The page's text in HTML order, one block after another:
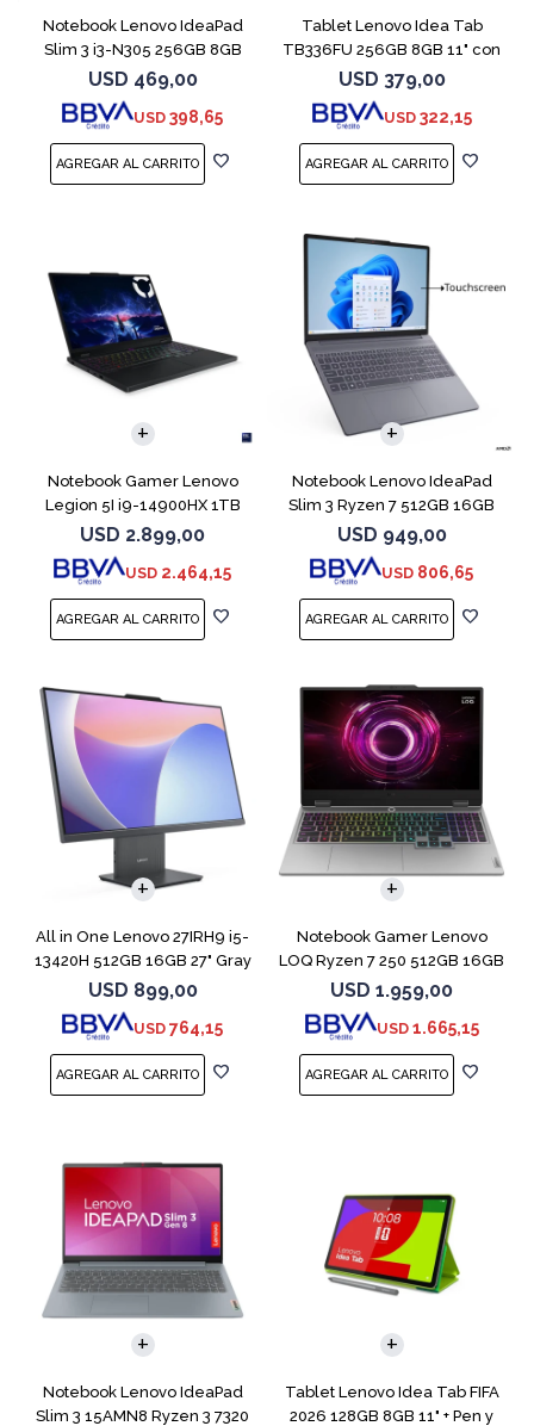
Notebook Lenovo IdeaPad
Slim 3 i3-N305 256GB 8GB
15.6" Blue
USD 469,00
USD 398,65
Tablet Lenovo Idea Tab
TB336FU 256GB 8GB 11" con
Pen + Funda
USD 379,00
USD 322,15
Notebook Gamer Lenovo
Legion 5I i9-14900HX 1TB
16GB RTX5070
USD 2.899,00
USD 2.464,15
COMPARAR
Notebook Lenovo IdeaPad
Slim 3 Ryzen 7 512GB 16GB
15.3 Touch
USD 949,00
USD 806,65
All in One Lenovo 27IRH9 i5-
13420H 512GB 16GB 27" Gray
USD 899,00
USD 764,15
Notebook Gamer Lenovo
LOQ Ryzen 7 250 512GB 16GB
RTX 5060
USD 1.959,00
USD 1.665,15
COMPARAR
Notebook Lenovo IdeaPad
Slim 3 15AMN8 Ryzen 3 7320
Tablet Lenovo Idea Tab FIFA
2026 128GB 8GB 11" + Pen y